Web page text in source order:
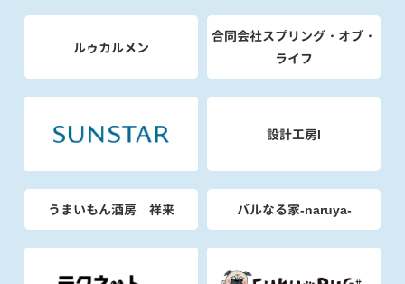
ルゥカルメン
合同会社スプリング・オブ・
ライフ
設計工房I
うまいもん酒房 祥来 バルなる家-naruya-